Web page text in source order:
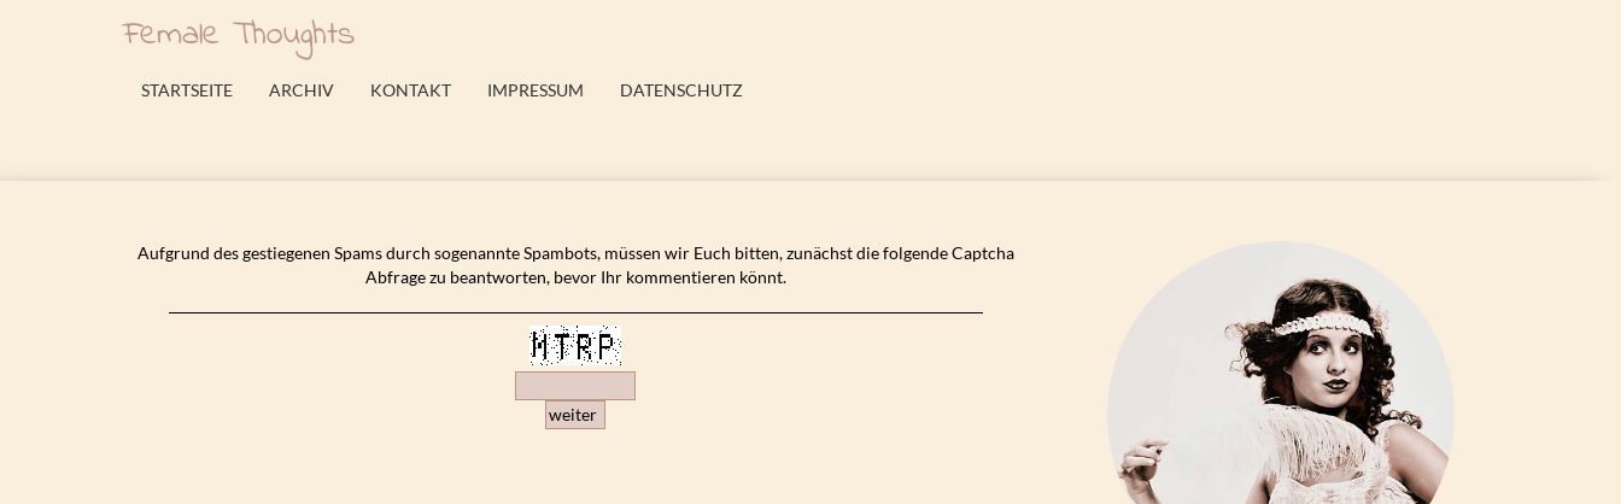
Female Thoughts
STARTSEITE ARCHIV KONTAKT IMPRESSUM DATENSCHUTZ
Aufgrund des gestiegenen Spams durch sogenannte Spambots, müssen wir Euch bitten, zunächst die folgende Captcha
Abfrage zu beantworten, bevor Ihr kommentieren könnt.